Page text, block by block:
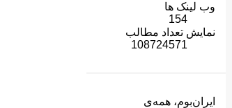
وب لینک ها
154
نمایش تعداد مطالب
108724571
ایران‌بوم، همه‌ی